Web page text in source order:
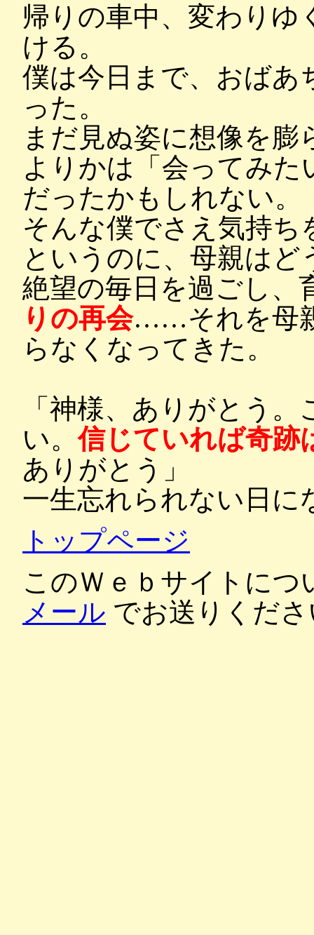
帰りの車中、変わりゆ
ける。
僕は今日まで、おばあ
った。
まだ見ぬ姿に想像を
よりかは「会ってみ
だったかもしれない。
そんな僕でさえ気持
というのに、母親は
絶望の毎日を過ごし、
りの再会……それを母
らなくなってきた。
「神様、ありがとう
い。信じていれば奇跡
ありがとう」
一生忘れられない日に
トップページ
このＷｅｂサイトにつ
メール でお送りくだ